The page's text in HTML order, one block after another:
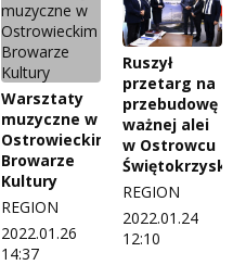
Warsztaty
muzyczne w
Ostrowieckim
Browarze
Kultury
REGION
2022.01.26
14:37
Ruszył
przetarg na
przebudowę
ważnej alei
w Ostrowcu
REGION
2022.01.24
12:10